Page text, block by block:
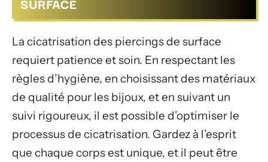
La cicatrisation des piercings de surface
requiert patience et soin. En respectant les
règles d’hygiène, en choisissant des matériaux
de qualité pour les bijoux, et en suivant un
suivi rigoureux, il est possible d’optimiser le
processus de cicatrisation. Gardez à l’esprit
que chaque corps est unique, et il peut être